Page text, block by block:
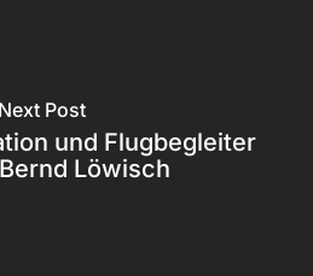
Next Post
und Flugbegleiter
Löwisch